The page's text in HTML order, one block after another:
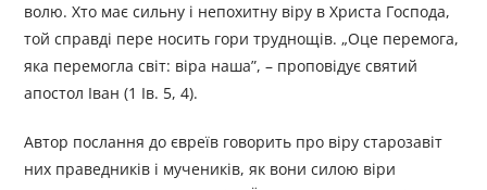
волю. Хто має сильну і непохитну віру в Христа Господа,
той справді пере носить гори труднощів. „Оце перемога,
яка перемогла світ: віра наша”, – проповідує святий
апостол Іван (1 Ів. 5, 4).
Автор послання до євреїв говорить про віру старозавіт
них праведників і мучеників, як вони силою віри